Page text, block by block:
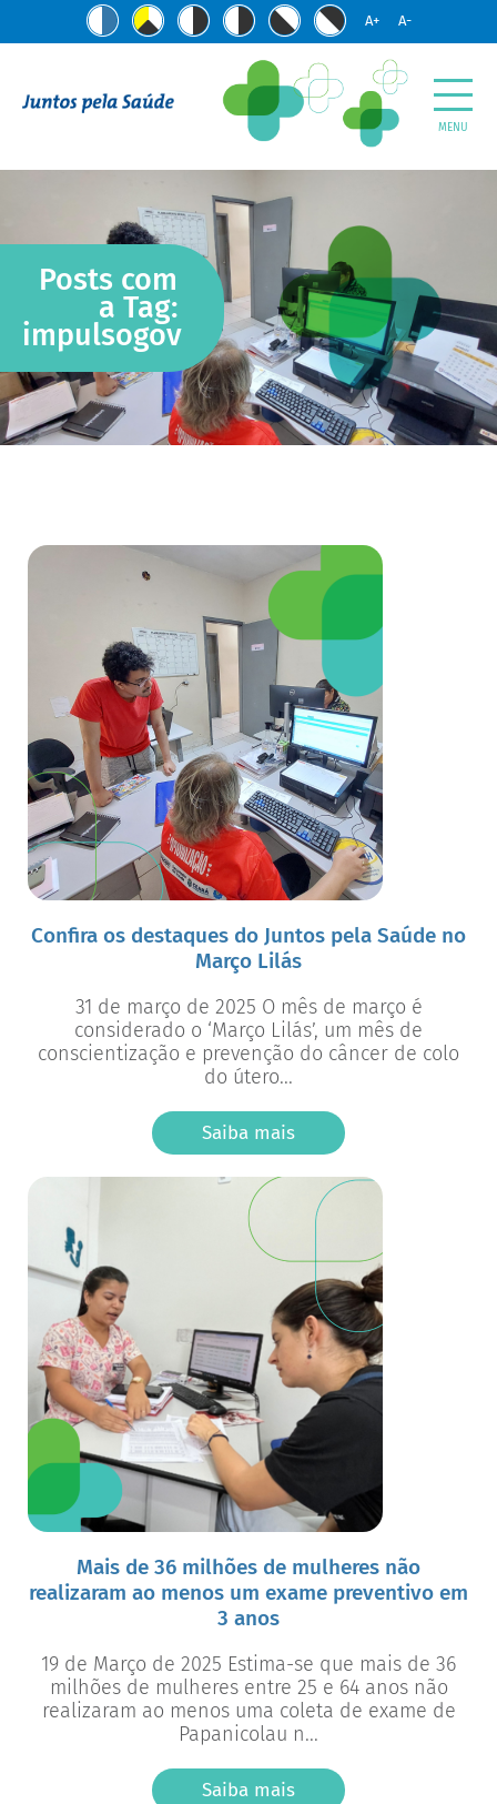
A+ A-
MENU
Posts com
a Tag:
impulsogov
Confira os destaques do Juntos pela Saúde no
Março Lilás
31 de março de 2025 O mês de março é
considerado o ‘Março Lilás’, um mês de
conscientização e prevenção do câncer de colo
do útero...
Saiba mais
Mais de 36 milhões de mulheres não
realizaram ao menos um exame preventivo em
3 anos
19 de Março de 2025 Estima-se que mais de 36
milhões de mulheres entre 25 e 64 anos não
realizaram ao menos uma coleta de exame de
Papanicolau n...
Saiba mais